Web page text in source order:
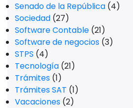
Senado de la República (4)
Sociedad (27)
Software Contable (21)
Software de negocios (3)
STPS (4)
Tecnología (21)
Trámites (1)
Trámites SAT (1)
Vacaciones (2)